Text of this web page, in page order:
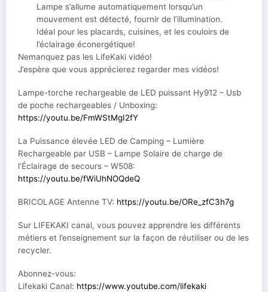
Lampe s’allume automatiquement lorsqu’un
mouvement est détecté, fournir de l’illumination.
Idéal pour les placards, cuisines, et les couloirs de
l’éclairage éconergétique!
Nemanquez pas les LifeKaki vidéo!
J’espère que vous apprécierez regarder mes vidéos!
Lampe-torche rechargeable de LED puissant Hy912 – Usb
de poche rechargeables / Unboxing:
https://youtu.be/FmWStMgI2fY
La Puissance élevée LED de Camping – Lumière
Rechargeable par USB – Lampe Solaire de charge de
l’Éclairage de secours – W508:
https://youtu.be/fWiUhNOQdeQ
BRICOLAGE Antenne TV: https://youtu.be/ORe_zfC3h7g
Sur LIFEKAKI canal, vous pouvez apprendre les différents
métiers et l’enseignement sur la façon de réutiliser ou de les
recycler.
Abonnez-vous:
Lifekaki Canal: https://www.youtube.com/lifekaki